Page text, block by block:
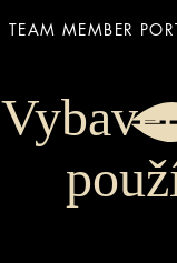
TEAM MEMBER